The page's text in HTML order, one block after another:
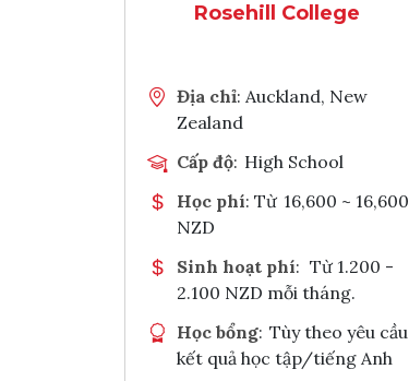
Chia sẻ với
Rosehill College
Địa chỉ: Auckland, New
Zealand
Cấp độ: High School
Học phí: Từ 16,600 ~ 16,600
NZD
Sinh hoạt phí: Từ 1.200 -
2.100 NZD mỗi tháng.
Học bổng: Tùy theo yêu cầu
kết quả học tập/tiếng Anh